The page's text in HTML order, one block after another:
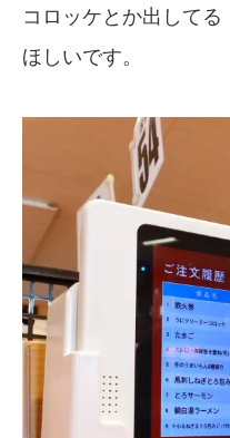
コロッケとか出して
ほしいです。